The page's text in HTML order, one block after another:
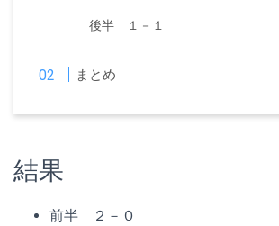
後半 １－１
まとめ
結果
前半 ２－０